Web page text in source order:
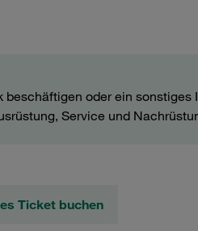
oder ein sonstiges
Service und
Ticket buchen